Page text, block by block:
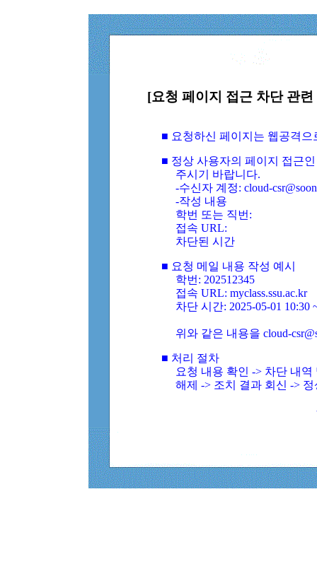
[요청 페이지 접근 차단 관
■ 요청하신 페이지는 웹공격
■ 정상 사용자의 페이지 접근
주시기 바랍니다.
-수신자 계정: cloud-
-작성 내용
학번 또는 직번:
접속 URL:
차단된 시간
■ 요청 메일 내용 작성 예시
학번: 202512345
접속 URL: myclass.ssu.ac.kr
차단 시간: 2025-05-01 10:30
위와 같은 내용을 cloud-
■ 처리 절차
요청 내용 확인 -> 차단 내
해제 -> 조치 결과 회신 ->